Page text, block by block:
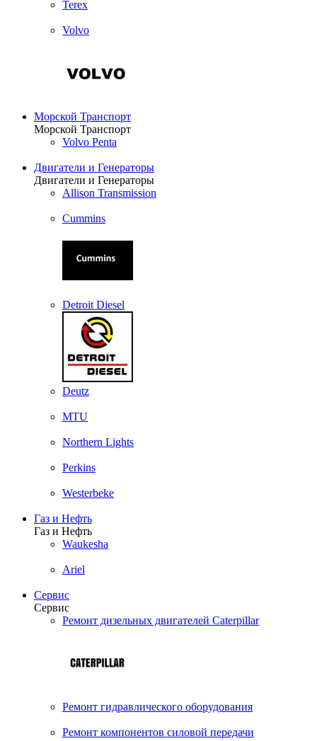
Terex
Volvo
Морской Транспорт
Морской Транспорт
Volvo Penta
Двигатели и Генераторы
Двигатели и Генераторы
Allison Transmission
Cummins
Detroit Diesel
Deutz
MTU
Northern Lights
Perkins
Westerbeke
Газ и Нефть
Газ и Нефть
Waukesha
Ariel
Сервис
Сервис
Ремонт дизельных двигателей Caterpillar
Ремонт гидравлического оборудования
Ремонт компонентов силовой передачи